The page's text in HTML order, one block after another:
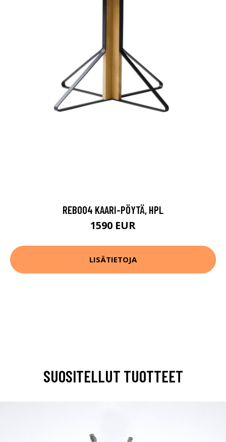
REB004 KAARI-PÖYTÄ, HPL
1590 EUR
LISÄTIETOJA
SUOSITELLUT TUOTTEET